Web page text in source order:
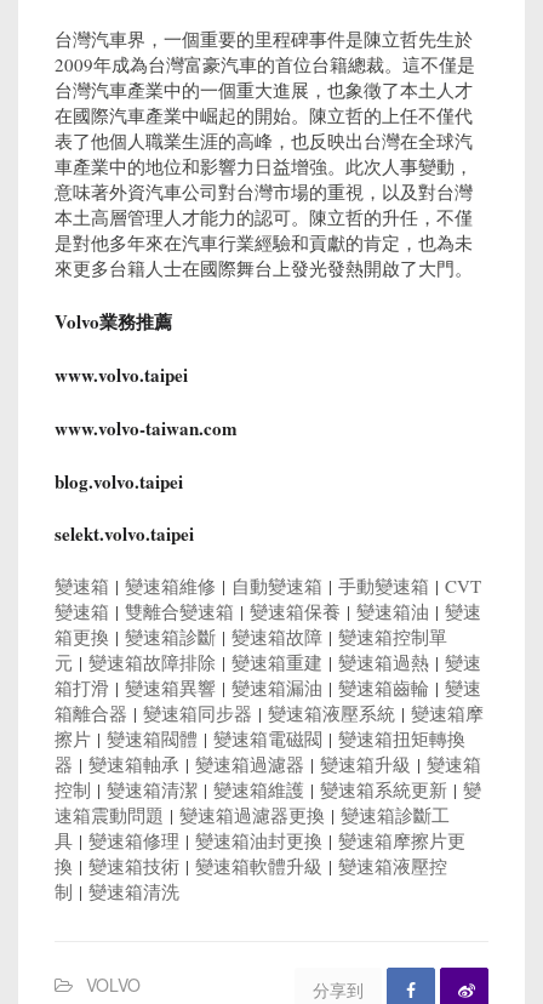
台灣汽車界，一個重要的里程碑事件是陳立哲先生於
2009年成為台灣富豪汽車的首位台籍總裁。這不僅是
台灣汽車產業中的一個重大進展，也象徵了本土人才
在國際汽車產業中崛起的開始。陳立哲的上任不僅代
表了他個人職業生涯的高峰，也反映出台灣在全球汽
車產業中的地位和影響力日益增強。此次人事變動，
意味著外資汽車公司對台灣市場的重視，以及對台灣
本土高層管理人才能力的認可。陳立哲的升任，不僅
是對他多年來在汽車行業經驗和貢獻的肯定，也為未
來更多台籍人士在國際舞台上發光發熱開啟了大門。
Volvo業務推薦
www.volvo.taipei
www.volvo-taiwan.com
blog.volvo.taipei
selekt.volvo.taipei
變速箱 | 變速箱維修 | 自動變速箱 | 手動變速箱 | CVT
變速箱 | 雙離合變速箱 | 變速箱保養 | 變速箱油 | 變速
箱更換 | 變速箱診斷 | 變速箱故障 | 變速箱控制單
元 | 變速箱故障排除 | 變速箱重建 | 變速箱過熱 | 變速
箱打滑 | 變速箱異響 | 變速箱漏油 | 變速箱齒輪 | 變速
箱離合器 | 變速箱同步器 | 變速箱液壓系統 | 變速箱摩
擦片 | 變速箱閥體 | 變速箱電磁閥 | 變速箱扭矩轉換
器 | 變速箱軸承 | 變速箱過濾器 | 變速箱升級 | 變速箱
控制 | 變速箱清潔 | 變速箱維護 | 變速箱系統更新 | 變
速箱震動問題 | 變速箱過濾器更換 | 變速箱診斷工
具 | 變速箱修理 | 變速箱油封更換 | 變速箱摩擦片更
換 | 變速箱技術 | 變速箱軟體升級 | 變速箱液壓控
制 | 變速箱清洗
VOLVO 分享到